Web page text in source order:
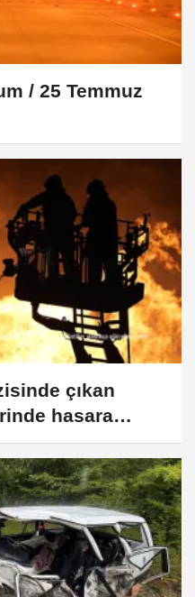
/ 25 Temmuz
çıkan
hasara